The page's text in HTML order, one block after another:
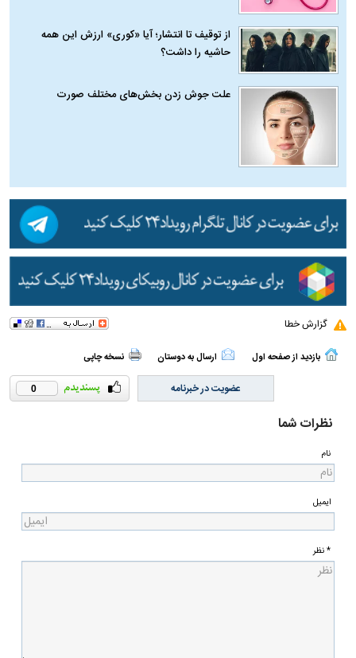
از توقیف تا انتشار؛ آیا «کوری» ارزش این همه
حاشیه را داشت؟
علت جوش زدن بخش‌های مختلف صورت
گزارش خطا
بازدید از صفحه اول ارسال به دوستان نسخه چاپی
0 عضویت در خبرنامه
نظرات شما
نام
ایمیل
* نظر